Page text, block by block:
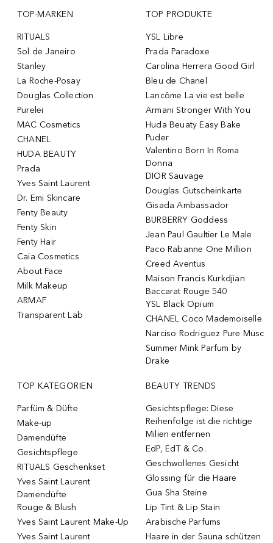
TOP-MARKEN
RITUALS
Sol de Janeiro
Stanley
La Roche-Posay
Douglas Collection
Purelei
MAC Cosmetics
CHANEL
HUDA BEAUTY
Prada
Yves Saint Laurent
Dr. Emi Skincare
Fenty Beauty
Fenty Skin
Fenty Hair
Caia Cosmetics
About Face
Milk Makeup
ARMAF
Transparent Lab
TOP PRODUKTE
YSL Libre
Prada Paradoxe
Carolina Herrera Good Girl
Bleu de Chanel
Lancôme La vie est belle
Armani Stronger With You
Huda Beuaty Easy Bake
Puder
Valentino Born In Roma
Donna
DIOR Sauvage
Douglas Gutscheinkarte
Gisada Ambassador
BURBERRY Goddess
Jean Paul Gaultier Le Male
Paco Rabanne One Million
Creed Aventus
Maison Francis Kurkdjian
Baccarat Rouge 540
YSL Black Opium
CHANEL Coco Mademoiselle
Narciso Rodriguez Pure Musc
Summer Mink Parfum by
Drake
TOP KATEGORIEN
Parfüm & Düfte
Make-up
Damendüfte
Gesichtspflege
RITUALS Geschenkset
Yves Saint Laurent
Damendüfte
Rouge & Blush
Yves Saint Laurent Make-Up
Yves Saint Laurent
BEAUTY TRENDS
Gesichtspflege: Diese
Reihenfolge ist die richtige
Milien entfernen
EdP, EdT & Co.
Geschwollenes Gesicht
Glossing für die Haare
Gua Sha Steine
Lip Tint & Lip Stain
Arabische Parfums
Haare in der Sauna schützen